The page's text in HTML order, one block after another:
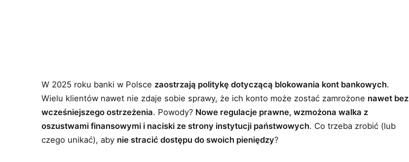
W 2025 roku banki w Polsce zaostrzają politykę dotyczącą blokowania kont bankowych.
Wielu klientów nawet nie zdaje sobie sprawy, że ich konto może zostać zamrożone nawet bez
wcześniejszego ostrzeżenia. Powody? Nowe regulacje prawne, wzmożona walka z
oszustwami finansowymi i naciski ze strony instytucji państwowych. Co trzeba zrobić (lub
czego unikać), aby nie stracić dostępu do swoich pieniędzy?